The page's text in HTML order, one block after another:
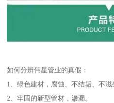
如何分辨伟星管业的真假：
1、绿色建材，腐蚀、不结垢、不滋
2、牢固的新型管材，渗漏。